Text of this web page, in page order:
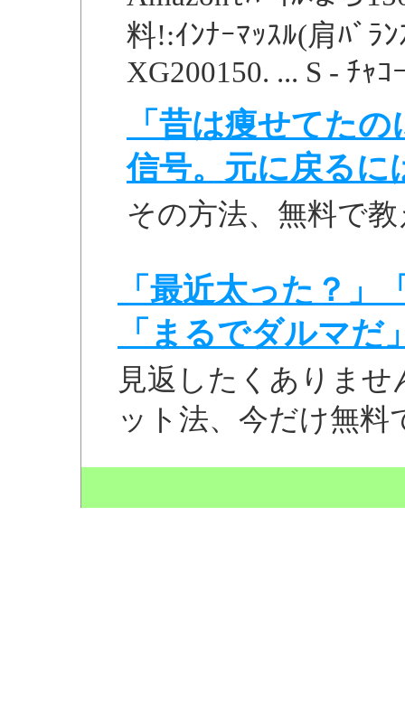
料!:ｲﾝﾅｰﾏｯｽﾙ(肩ﾊﾞﾗ
XG200150. ... S - ﾁｬｺ
「昔は痩せてた
信号。元に戻るに
その方法、無料で
「最近太った？
「まるでダルマだ
見返したくありま
ット法、今だけ無料